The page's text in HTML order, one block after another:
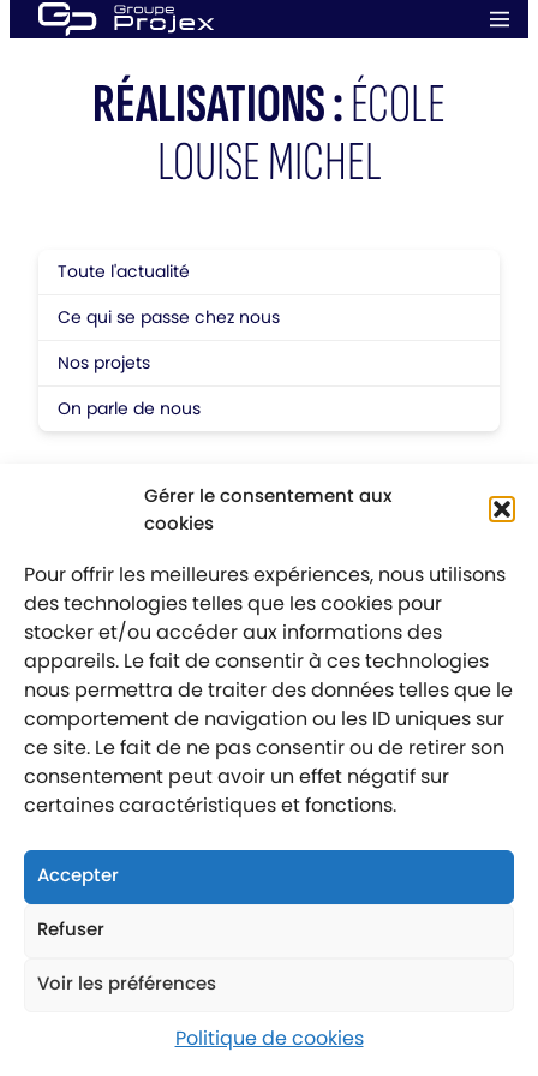
Gérer le consentement aux
cookies
Pour offrir les meilleures expériences, nous utilisons
des technologies telles que les cookies pour
stocker et/ou accéder aux informations des
appareils. Le fait de consentir à ces technologies
nous permettra de traiter des données telles que le
comportement de navigation ou les ID uniques sur
ce site. Le fait de ne pas consentir ou de retirer son
consentement peut avoir un effet négatif sur
certaines caractéristiques et fonctions.
Accepter
Refuser
Voir les préférences
Politique de cookies
Aller
au
RÉALISATIONS :ÉCOLE
LOUISE MICHEL
Toute l'actualité
Ce qui se passe chez nous
Nos projets
On parle de nous
Mentions légales
Politique de confidentialité
Labellisé entreprise engagée
Nous suivre
Nous contacter